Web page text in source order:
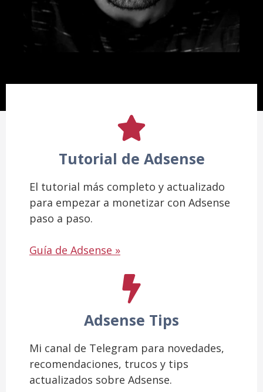
Tutorial de Adsense
El tutorial más completo y actualizado
para empezar a monetizar con Adsense
paso a paso.
Guía de Adsense »
Adsense Tips
Mi canal de Telegram para novedades,
recomendaciones, trucos y tips
actualizados sobre Adsense.